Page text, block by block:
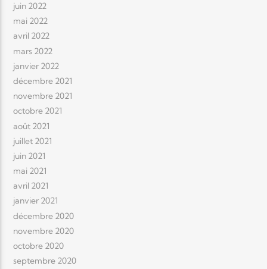
juin 2022
mai 2022
avril 2022
mars 2022
janvier 2022
décembre 2021
novembre 2021
octobre 2021
août 2021
juillet 2021
juin 2021
mai 2021
avril 2021
janvier 2021
décembre 2020
novembre 2020
octobre 2020
septembre 2020